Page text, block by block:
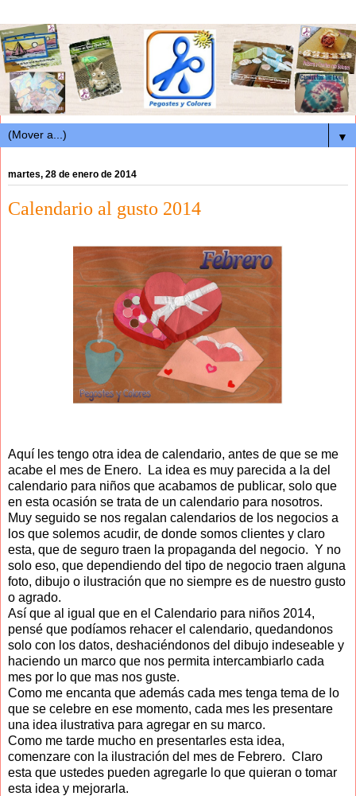
▼
martes, 28 de enero de 2014
Calendario al gusto 2014
Aquí les tengo otra idea de calendario, antes de que se me
acabe el mes de Enero. La idea es muy parecida a la del
calendario para niños que acabamos de publicar, solo que
en esta ocasión se trata de un calendario para nosotros.
Muy seguido se nos regalan calendarios de los negocios a
los que solemos acudir, de donde somos clientes y claro
esta, que de seguro traen la propaganda del negocio. Y no
solo eso, que dependiendo del tipo de negocio traen alguna
foto, dibujo o ilustración que no siempre es de nuestro gusto
o agrado.
Así que al igual que en el Calendario para niños 2014,
pensé que podíamos rehacer el calendario, quedandonos
solo con los datos, deshaciéndonos del dibujo indeseable y
haciendo un marco que nos permita intercambiarlo cada
mes por lo que mas nos guste.
Como me encanta que además cada mes tenga tema de lo
que se celebre en ese momento, cada mes les presentare
una idea ilustrativa para agregar en su marco.
Como me tarde mucho en presentarles esta idea,
comenzare con la ilustración del mes de Febrero. Claro
esta que ustedes pueden agregarle lo que quieran o tomar
esta idea y mejorarla.